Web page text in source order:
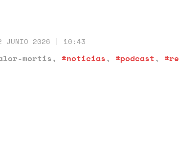
JUNIO 2026 | 10:43
mortis, #noticias, #podcast,